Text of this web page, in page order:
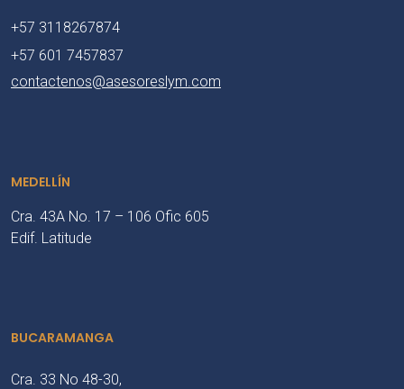
+57 3118267874
+57 601 7457837
contactenos@asesoreslym.com
MEDELLÍN
Cra. 43A No. 17 – 106 Ofic 605
Edif. Latitude
BUCARAMANGA
Cra. 33 No 48-30,